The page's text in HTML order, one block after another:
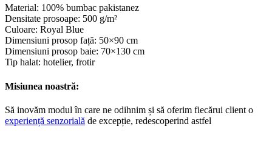
Material: 100% bumbac pakistanez
Densitate prosoape: 500 g/m²
Culoare: Royal Blue
Dimensiuni prosop față: 50×90 cm
Dimensiuni prosop baie: 70×130 cm
Tip halat: hotelier, frotir
Misiunea noastră:
Să inovăm modul în care ne odihnim și să oferim fiecărui client o
experiență senzorială de excepție, redescoperind astfel